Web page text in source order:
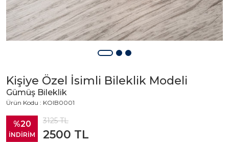
Kişiye Özel İsimli Bileklik Modeli
Gümüş Bileklik
Ürün Kodu : KOIB0001
%20
İNDİRİM
3125TL
2500 TL